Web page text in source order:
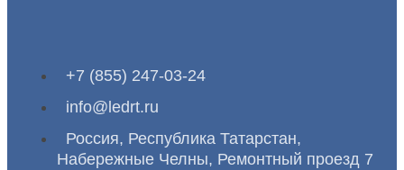
+7 (855) 247-03-24
info@ledrt.ru
Россия, Республика Татарстан,
Набережные Челны, Ремонтный проезд 7